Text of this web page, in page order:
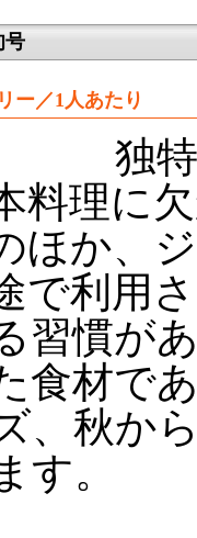
号
ー／1人あたり
独特
料理に
ほか、
で利用
習慣が
食材で
、秋か
す。